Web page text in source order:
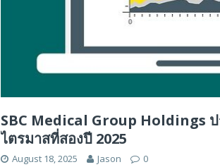
SBC Medical Group Holdings ป
ไตรมาสที่สองปี 2025
August 18, 2025 Jason 0